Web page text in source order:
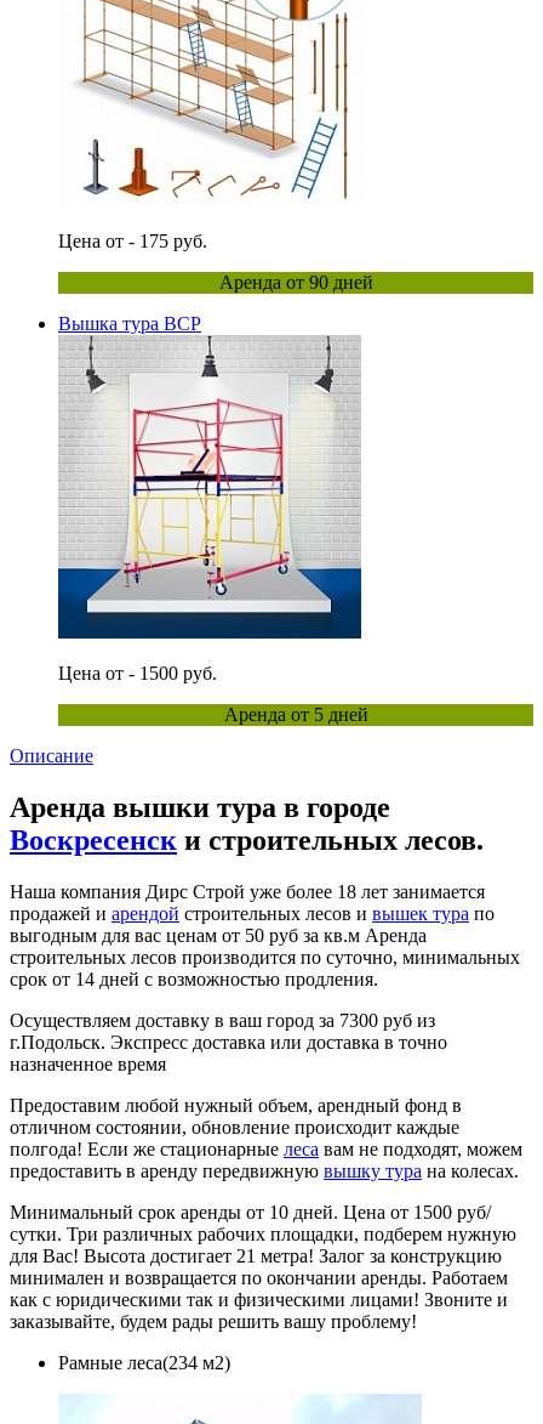
Цена от - 175 руб.
Аренда от 90 дней
Вышка тура ВСР
Цена от - 1500 руб.
Аренда от 5 дней
Описание
Аренда вышки тура в городе
Воскресенск и строительных лесов.
Наша компания Дирс Строй уже более 18 лет занимается
продажей и арендой строительных лесов и вышек тура по
выгодным для вас ценам от 50 руб за кв.м Аренда
строительных лесов производится по суточно, минимальных
срок от 14 дней с возможностью продления.
Осуществляем доставку в ваш город за 7300 руб из
г.Подольск. Экспресс доставка или доставка в точно
назначенное время
Предоставим любой нужный объем, арендный фонд в
отличном состоянии, обновление происходит каждые
полгода! Если же стационарные леса вам не подходят, можем
предоставить в аренду передвижную вышку тура на колесах.
Минимальный срок аренды от 10 дней. Цена от 1500 руб/
сутки. Три различных рабочих площадки, подберем нужную
для Вас! Высота достигает 21 метра! Залог за конструкцию
минимален и возвращается по окончании аренды. Работаем
как с юридическими так и физическими лицами! Звоните и
заказывайте, будем рады решить вашу проблему!
Рамные леса(234 м2)